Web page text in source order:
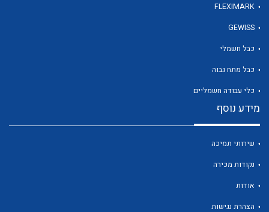
FLEXIMARK
GEWISS
כבל חשמלי
כבל מתח גבוה
כלי עבודה חשמליים
מידע נוסף
שירותי תמיכה
נקודות מכירה
אודות
הצהרת נגישות